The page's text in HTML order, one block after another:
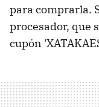
para comprarla.
procesador, que
cupón